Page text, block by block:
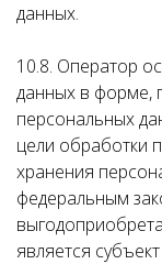
данных.
10.8. Оператор
данных в форме,
персональных
цели обработки
хранения
федеральным
является